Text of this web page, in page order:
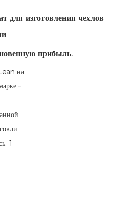
для изготовления чехлов
прибыль.